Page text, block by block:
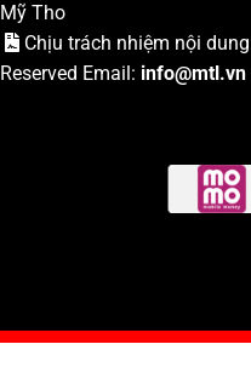
Mỹ Tho
Chịu trách nhiệm nội
Reserved Email: info@mtl.vn